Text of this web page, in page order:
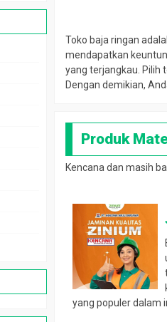
Toko baja ringan
mendapatkan
yang terjangkau. Pilih
Dengan demikian,
Produk
Kencana dan masih
yang populer dalam